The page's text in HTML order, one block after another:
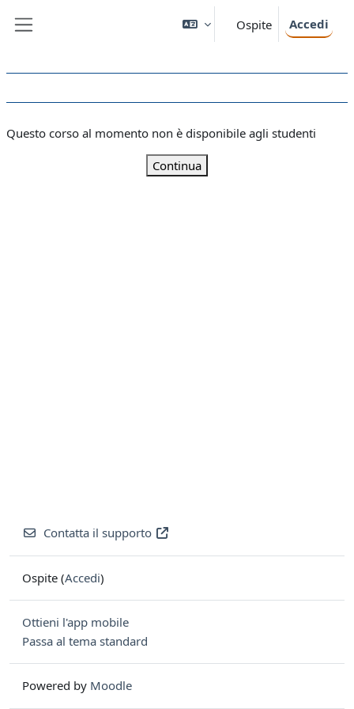
Ospite Accedi
Questo corso al momento non è disponibile agli studenti
Continua
Contatta il supporto
Ospite (Accedi)
Ottieni l'app mobile
Passa al tema standard
Powered by Moodle